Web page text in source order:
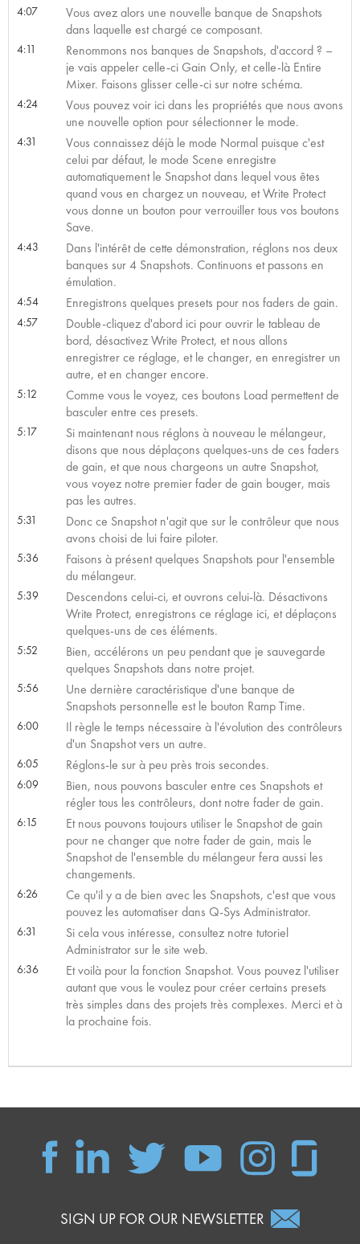
4:07
Vous avez alors une nouvelle banque de Snapshots
dans laquelle est chargé ce composant.
4:11
Renommons nos banques de Snapshots, d'accord ? –
je vais appeler celle-ci Gain Only, et celle-là Entire
Mixer. Faisons glisser celle-ci sur notre schéma.
4:24
Vous pouvez voir ici dans les propriétés que nous avons
une nouvelle option pour sélectionner le mode.
4:31
Vous connaissez déjà le mode Normal puisque c'est
celui par défaut, le mode Scene enregistre
automatiquement le Snapshot dans lequel vous êtes
quand vous en chargez un nouveau, et Write Protect
vous donne un bouton pour verrouiller tous vos boutons
Save.
4:43
Dans l'intérêt de cette démonstration, réglons nos deux
banques sur 4 Snapshots. Continuons et passons en
émulation.
4:54 Enregistrons quelques presets pour nos faders de gain.
4:57
Double-cliquez d'abord ici pour ouvrir le tableau de
bord, désactivez Write Protect, et nous allons
enregistrer ce réglage, et le changer, en enregistrer un
autre, et en changer encore.
5:12
Comme vous le voyez, ces boutons Load permettent de
basculer entre ces presets.
5:17
Si maintenant nous réglons à nouveau le mélangeur,
disons que nous déplaçons quelques-uns de ces faders
de gain, et que nous chargeons un autre Snapshot,
vous voyez notre premier fader de gain bouger, mais
pas les autres.
5:31
Donc ce Snapshot n'agit que sur le contrôleur que nous
avons choisi de lui faire piloter.
5:36
Faisons à présent quelques Snapshots pour l'ensemble
du mélangeur.
5:39
Descendons celui-ci, et ouvrons celui-là. Désactivons
Write Protect, enregistrons ce réglage ici, et déplaçons
quelques-uns de ces éléments.
5:52
Bien, accélérons un peu pendant que je sauvegarde
quelques Snapshots dans notre projet.
5:56
Une dernière caractéristique d'une banque de
Snapshots personnelle est le bouton Ramp Time.
6:00
Il règle le temps nécessaire à l'évolution des contrôleurs
d'un Snapshot vers un autre.
6:05 Réglons-le sur à peu près trois secondes.
6:09
Bien, nous pouvons basculer entre ces Snapshots et
régler tous les contrôleurs, dont notre fader de gain.
6:15
Et nous pouvons toujours utiliser le Snapshot de gain
pour ne changer que notre fader de gain, mais le
Snapshot de l'ensemble du mélangeur fera aussi les
changements.
6:26
Ce qu'il y a de bien avec les Snapshots, c'est que vous
pouvez les automatiser dans Q-Sys Administrator.
6:31
Si cela vous intéresse, consultez notre tutoriel
Administrator sur le site web.
6:36
Et voilà pour la fonction Snapshot. Vous pouvez l'utiliser
autant que vous le voulez pour créer certains presets
très simples dans des projets très complexes. Merci et à
la prochaine fois.
SIGN UP FOR OUR NEWSLETTER